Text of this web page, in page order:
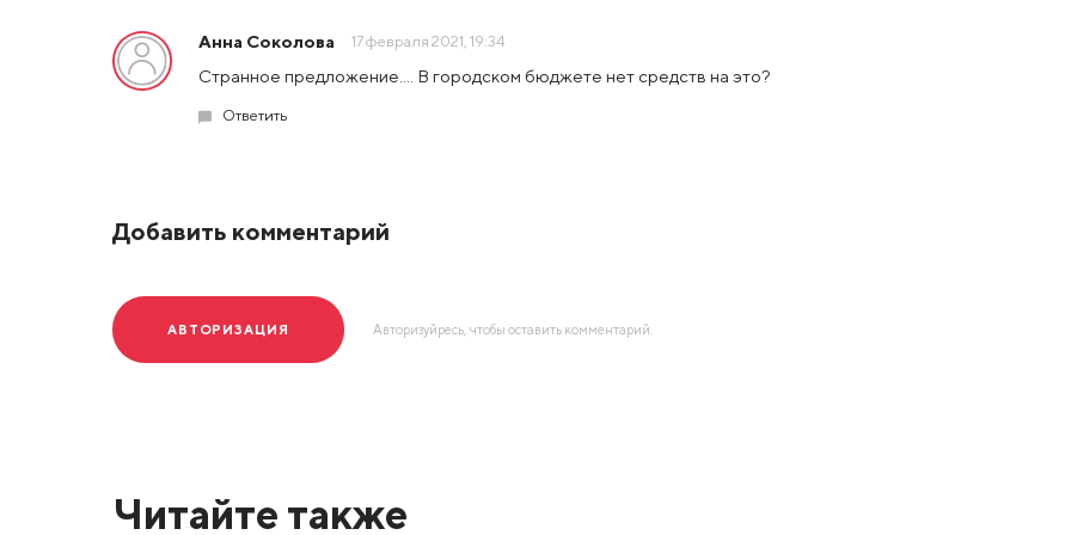
Анна Соколова 17 февраля 2021, 19:34
Странное предложение.... В городском бюджете нет средств на это?
Ответить
Добавить комментарий
АВТОРИЗАЦИЯ Авторизуйресь, чтобы оставить комментарий.
Читайте также